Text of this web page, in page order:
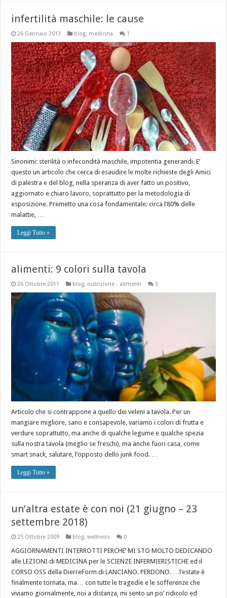
infertilità maschile: le cause
26 Gennaio 2013 blog, medicina 1
Sinonimi: sterilità o infecondità maschile, impotentia generandi. E’
questo un articolo che cerca di esaudire le molte richieste degli Amici
di palestra e del blog, nella speranza di aver fatto un positivo,
aggiornato e chiaro lavoro, soprattutto per la metodologia di
esposizione. Premetto una cosa fondamentale: circa l’80% delle
malattie, …
Leggi Tutto »
alimenti: 9 colori sulla tavola
26 Ottobre 2011 blog, nutrizione - alimenti 5
Articolo che si contrappone a quello dei veleni a tavola. Per un
mangiare migliore, sano e consapevole, variamo i colori di frutta e
verdure soprattutto, ma anche di qualche legume e qualche spezia
sulla nostra tavola (meglio se freschi), ma anche fuori casa, come
smart snack, salutare, l’opposto dello junk food. …
Leggi Tutto »
un’altra estate è con noi (21 giugno – 23
settembre 2018)
25 Ottobre 2009 blog,wellness 0
AGGIORNAMENTI INTERROTTI PERCHE’ MI STO MOLTO DEDICANDO
alle LEZIONI di MEDICINA per le SCIENZE INFERMIERISTICHE ed il
CORSO OSS della DierreForm di LANCIANO. PERDONO. …l’estate è
finalmente tornata, ma… con tutte le tragedie e le sofferenze che
viviamo giornalmente, noi a distanza, mi sento un po’ ridicolo ed